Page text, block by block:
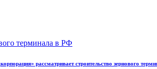
рассматривает строительство зернового